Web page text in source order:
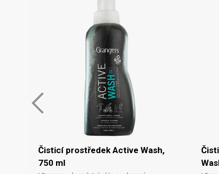
Čisticí prostředek Active Wash,
750 ml